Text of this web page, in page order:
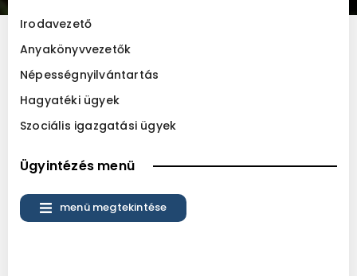
Irodavezető
Anyakönyvvezetők
Népességnyilvántartás
Hagyatéki ügyek
Szociális igazgatási ügyek
Ügyintézés menü
menü megtekintése